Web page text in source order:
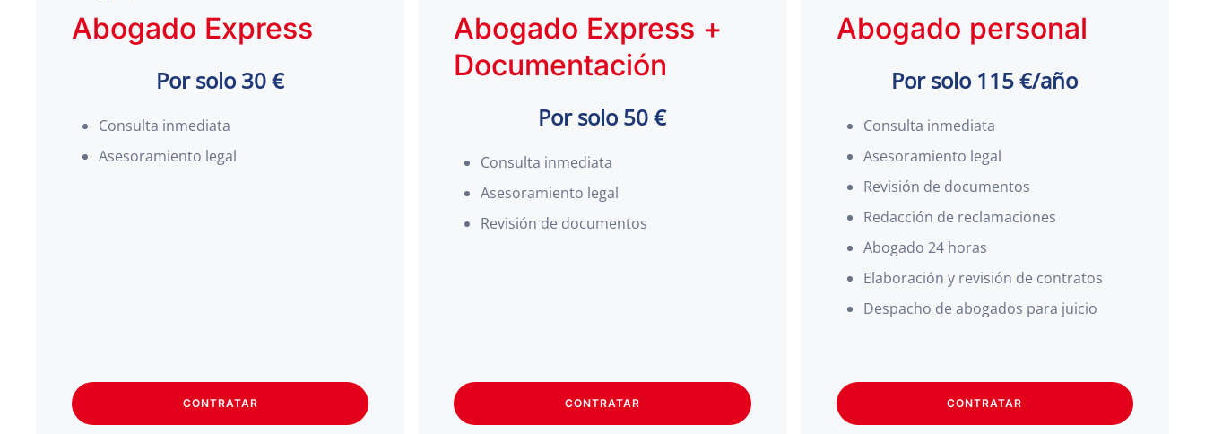
Abogado Express
Por solo 30 €
Consulta inmediata
Asesoramiento legal
CONTRATAR
Abogado Express +
Documentación
Por solo 50 €
Consulta inmediata
Asesoramiento legal
Revisión de documentos
CONTRATAR
Abogado personal
Por solo 115 €/año
Consulta inmediata
Asesoramiento legal
Revisión de documentos
Redacción de reclamaciones
Abogado 24 horas
Elaboración y revisión de contratos
Despacho de abogados para juicio
CONTRATAR